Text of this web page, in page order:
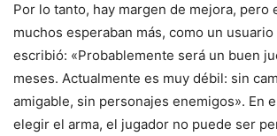
Por lo tanto, hay margen de mejora, pero
muchos esperaban más, como un usuario
escribió: «Probablemente será un buen
meses. Actualmente es muy débil: sin
amigable, sin personajes enemigos». En
elegir el arma, el jugador no puede ser